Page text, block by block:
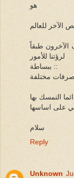
هو
الآخر للعالم
الآخرون طبقاً
لرؤتنا للأمور
ببساطة ::
مختلفة
التمسك بها
على اساسها
سلام
Reply
Unknown